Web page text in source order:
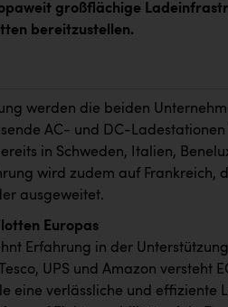
großflächige
bereitzustellen.
werden die beiden
AC- und DC-
in Schweden, Italien,
wird zudem auf Frankreich,
ausgeweitet.
Europas
Erfahrung in der
UPS und Amazon versteht
eine verlässliche und effiziente